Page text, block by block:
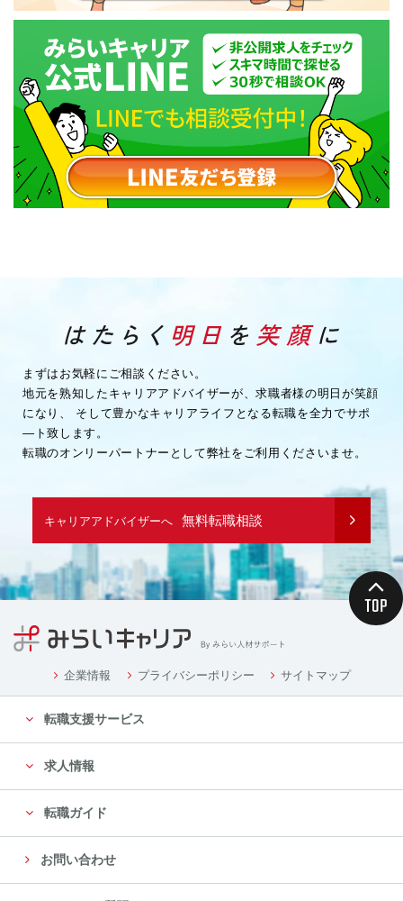
まずはお気軽にご相談ください。
地元を熟知したキャリアアドバイザーが、求職者様の明日が笑顔
になり、
そして豊かなキャリアライフとなる転職を全力でサポ
―ト致します。
転職のオンリーパートナーとして弊社をご利用くださいませ。
キャリアアドバイザーへ 無料転職相談
企業情報 プライバシーポリシー サイトマップ
転職支援サービス
求人情報
転職ガイド
お問い合わせ